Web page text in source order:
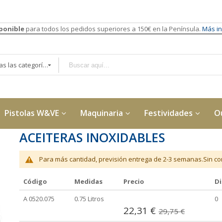
para todos los pedidos superiores a 150€ en la Península. Más
Todas las categorías
Pistolas W&VE Maquinaria Festividades
ACEITERAS INOXIDABLES
Para más cantidad, previsión entrega de 2-3 semanas.Sin
Elementos
Código Medidas Precio
A 0520.075
0.75 Litros
22,31 € 29,75 €
0